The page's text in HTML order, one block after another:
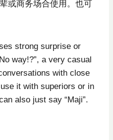
或商务场合使用。也可
strong surprise or
way!?”, a very casual
with close
it with superiors or in
also just say “Maji”.